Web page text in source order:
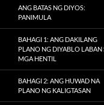
ANG BATAS NG DIYOS:
PANIMULA
BAHAGI 1: ANG DAKILANG
PLANO NG DIYABLO LABAN
MGA HENTIL
BAHAGI 2: ANG HUWAD NA
PLANO NG KALIGTASAN